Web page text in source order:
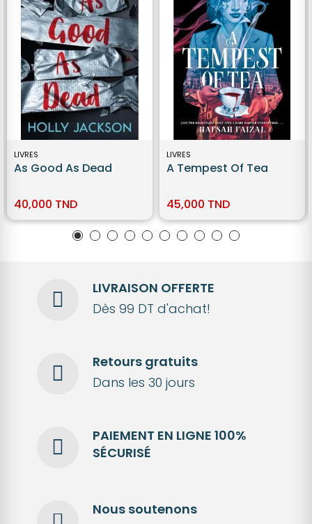
LIVRES
As Good As Dead
40,000 TND
LIVRES
A Tempest Of Tea
45,000 TND
LIVRAISON OFFERTE
Dès 99 DT d'achat!
Retours gratuits
Dans les 30 jours
PAIEMENT EN LIGNE 100%
SÉCURISÉ
Nous soutenons